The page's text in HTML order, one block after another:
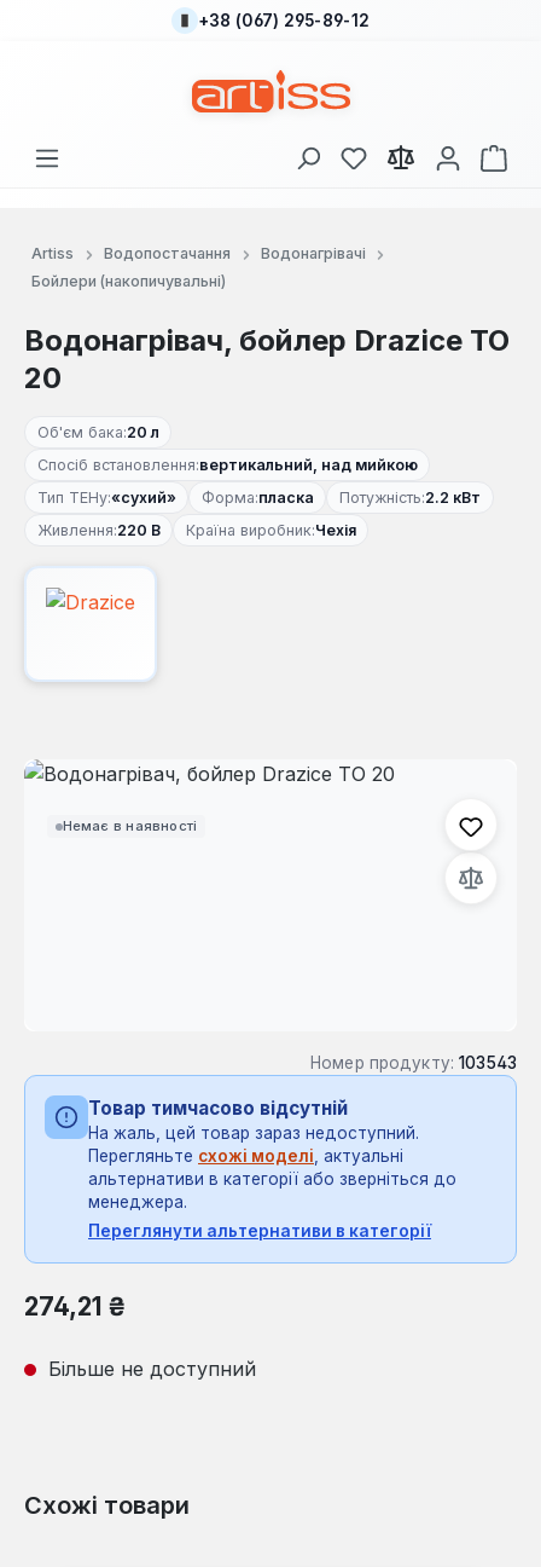
Перейти до основного вмісту
+38 (067) 295-89-12
У вас є 0 у списку
Artiss Водопостачання
Водонагрівачі
Бойлери (накопичувальні)
Водонагрівач, бойлер Drazice TO
20
Об'єм бака:20 л
Спосіб встановлення:вертикальний, над мийкою
Тип ТЕНу:«сухий» Форма:пласка Потужність:2.2 кВт
Живлення:220 В Країна виробник:Чехія
Немає в наявності
Пропустити галерею зображень
Номер продукту: 103543
Товар тимчасово відсутній
На жаль, цей товар зараз недоступний.
Перегляньте схожі моделі, актуальні
альтернативи в категорії або зверніться до
менеджера.
Переглянути альтернативи в категорії
Звичайна ціна:
274,21 ₴
Більше не доступний
Схожі товари